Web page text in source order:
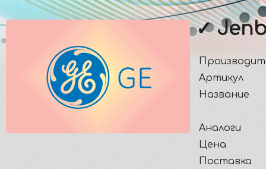
✓
Артикул
Название
Аналоги
Цена
Поставка